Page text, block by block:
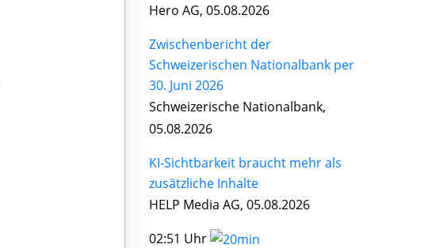
Hero AG, 05.08.2026
Zwischenbericht der
Schweizerischen Nationalbank per
30. Juni 2026
Schweizerische Nationalbank,
05.08.2026
KI-Sichtbarkeit braucht mehr als
zusätzliche Inhalte
HELP Media AG, 05.08.2026
02:51 Uhr